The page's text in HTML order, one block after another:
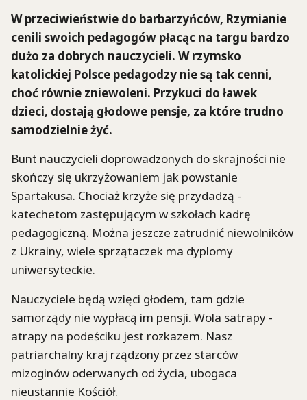
W przeciwieństwie do barbarzyńców, Rzymianie
cenili swoich pedagogów płacąc na targu bardzo
dużo za dobrych nauczycieli. W rzymsko
katolickiej Polsce pedagodzy nie są tak cenni,
choć równie zniewoleni. Przykuci do ławek
dzieci, dostają głodowe pensje, za które trudno
samodzielnie żyć.
Bunt nauczycieli doprowadzonych do skrajności nie
skończy się ukrzyżowaniem jak powstanie
Spartakusa. Chociaż krzyże się przydadzą -
katechetom zastępującym w szkołach kadrę
pedagogiczną. Można jeszcze zatrudnić niewolników
z Ukrainy, wiele sprzątaczek ma dyplomy
uniwersyteckie.
Nauczyciele będą wzięci głodem, tam gdzie
samorządy nie wypłacą im pensji. Wola satrapy -
atrapy na podeściku jest rozkazem. Nasz
patriarchalny kraj rządzony przez starców
mizoginów oderwanych od życia, ubogaca
nieustannie Kościół.